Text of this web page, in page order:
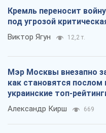
Кремль переносит
под угрозой
Виктор Ягун 12,2 т.
Мэр Москвы внезапно
как становятся
украинские топ-
Александр Кирш 669